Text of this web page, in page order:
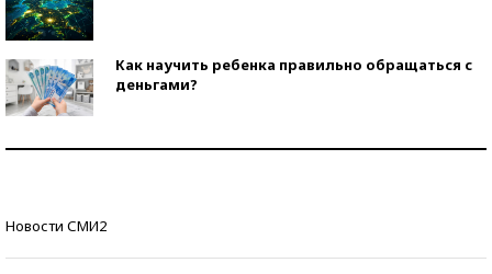
Как научить ребенка правильно обращаться с
деньгами?
Новости СМИ2